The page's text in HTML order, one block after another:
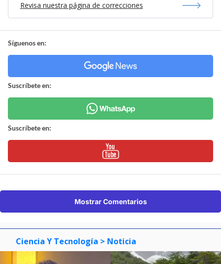
Revisa nuestra página de correcciones
Síguenos en:
Suscríbete en:
Suscríbete en:
Mostrar Comentarios
Ciencia Y Tecnología > Noticia